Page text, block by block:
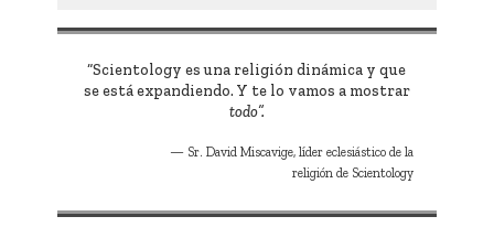
“Scientology es una religión dinámica y que
se está expandiendo. Y te lo vamos a mostrar
todo”.
Sr. David Miscavige, líder eclesiástico de la
religión de Scientology